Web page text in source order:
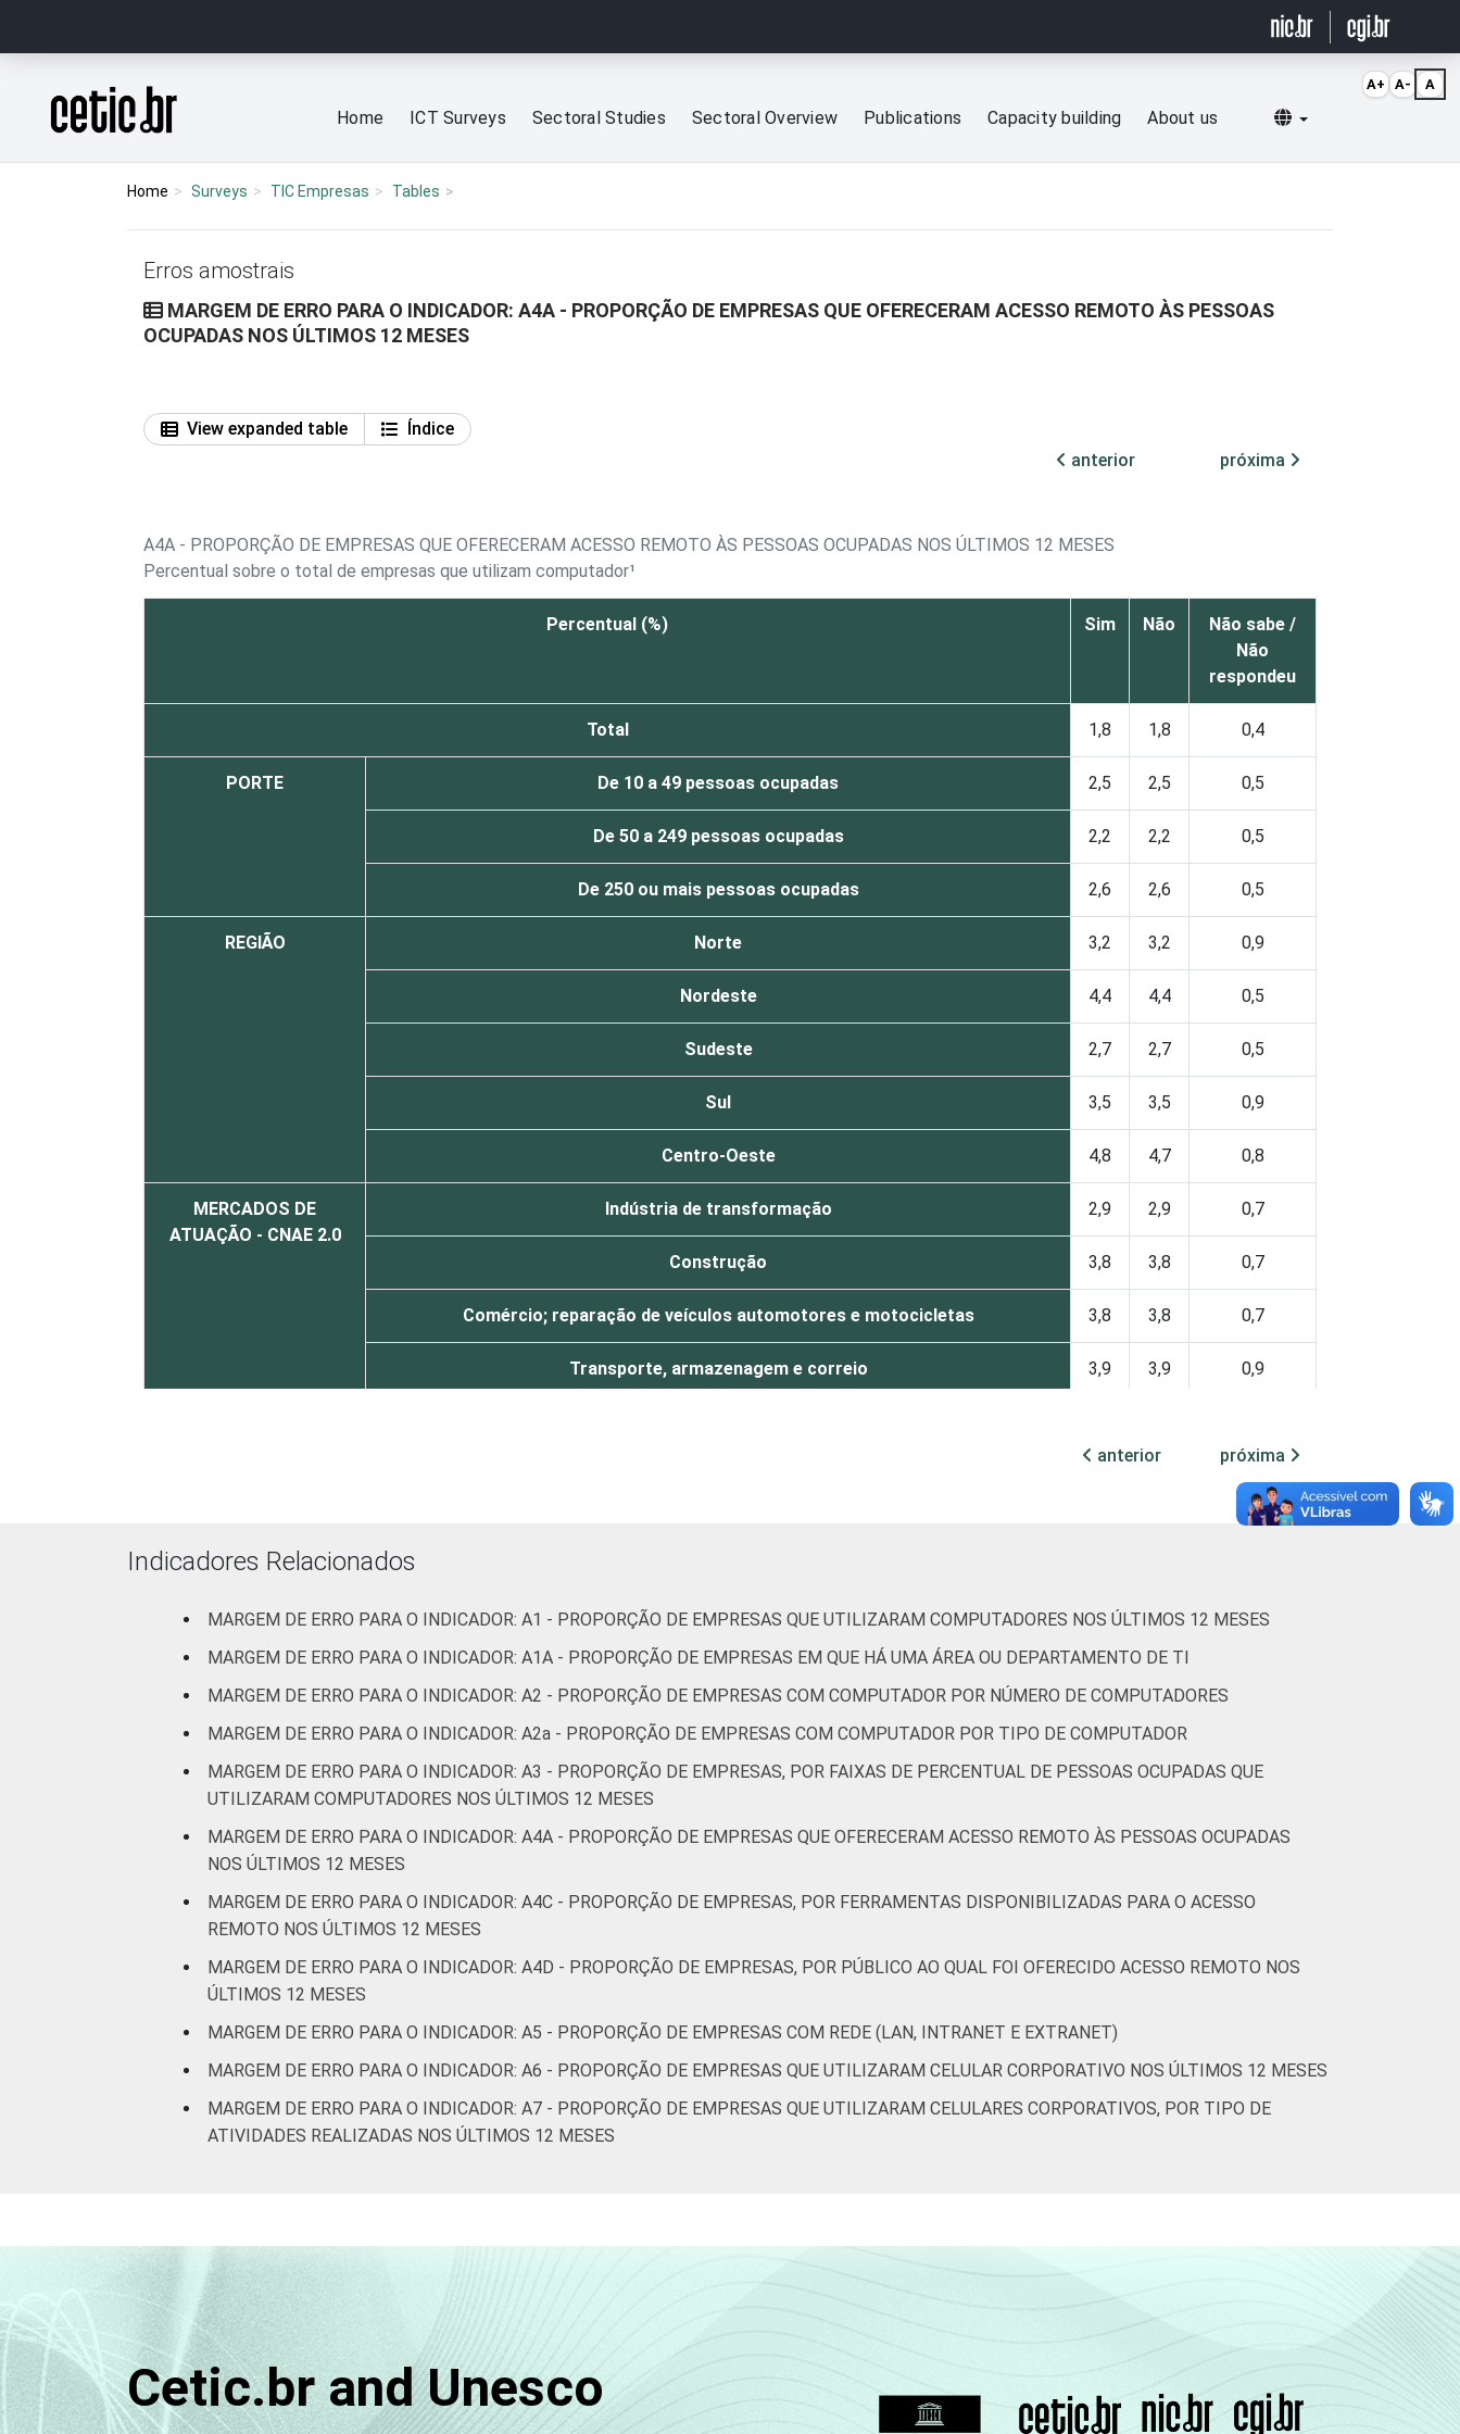
Página inicial
Home ICT Surveys Sectoral Studies Sectoral Overview Publications Capacity building About us Selecionar idioma
Home Surveys TIC Empresas Tables
Erros amostrais
MARGEM DE ERRO PARA O INDICADOR: A4A - PROPORÇÃO DE EMPRESAS QUE OFERECERAM ACESSO ‏REMOTO ÀS PESSOAS
OCUPADAS NOS ÚLTIMOS 12 MESES
View expanded table
Índice
anterior
próxima
A4A - PROPORÇÃO DE EMPRESAS QUE OFERECERAM ACESSO ‏REMOTO ÀS PESSOAS OCUPADAS NOS ÚLTIMOS 12 MESES
Percentual sobre o total de empresas que utilizam computador¹
Percentual (%) Sim Não
Não sabe /
Não
respondeu
Total 1,8 1,8 0,4
PORTE De 10 a 49 pessoas ocupadas 2,5 2,5 0,5
De 50 a 249 pessoas ocupadas 2,2 2,2 0,5
De 250 ou mais pessoas ocupadas 2,6 2,6 0,5
REGIÃO Norte 3,2 3,2 0,9
Nordeste 4,4 4,4 0,5
Sudeste 2,7 2,7 0,5
Sul 3,5 3,5 0,9
Centro-Oeste 4,8 4,7 0,8
MERCADOS DE
ATUAÇÃO - CNAE 2.0
Indústria de transformação 2,9 2,9 0,7
Construção 3,8 3,8 0,7
Comércio; reparação de veículos automotores e motocicletas 3,8 3,8 0,7
Transporte, armazenagem e correio 3,9 3,9 0,9
0,5
Artes, cultura, esporte e recreação; Outras atividades de serviços 3,9 3,9 0,8
¹ Base: 7010 empresas que declararam utilizar computador, com 10 ou mais pessoas ocupadas e que constituem os seguintes segmentos da CNAE
2.0 (C, F, G, H, I, J, L, M, N, R e S). Estimativa:486345 empresas. Dados coletados entre setembro de 2014 e março de 2015.
anterior próxima
Indicadores Relacionados
MARGEM DE ERRO PARA O INDICADOR: A1 - PROPORÇÃO DE EMPRESAS QUE UTILIZARAM COMPUTADORES NOS ÚLTIMOS 12 MESES
MARGEM DE ERRO PARA O INDICADOR: A1A - PROPORÇÃO DE EMPRESAS EM QUE HÁ UMA ÁREA OU DEPARTAMENTO DE TI
MARGEM DE ERRO PARA O INDICADOR: A2 - PROPORÇÃO DE EMPRESAS COM COMPUTADOR POR NÚMERO DE COMPUTADORES
MARGEM DE ERRO PARA O INDICADOR: A2a - PROPORÇÃO DE EMPRESAS COM COMPUTADOR POR TIPO DE COMPUTADOR
MARGEM DE ERRO PARA O INDICADOR: A3 - PROPORÇÃO DE EMPRESAS, POR FAIXAS DE PERCENTUAL DE PESSOAS OCUPADAS QUE
UTILIZARAM COMPUTADORES NOS ÚLTIMOS 12 MESES
MARGEM DE ERRO PARA O INDICADOR: A4A - PROPORÇÃO DE EMPRESAS QUE OFERECERAM ACESSO ‏REMOTO ÀS PESSOAS OCUPADAS
NOS ÚLTIMOS 12 MESES
MARGEM DE ERRO PARA O INDICADOR: A4C - PROPORÇÃO DE EMPRESAS, POR FERRAMENTAS DISPONIBILIZADAS PARA O ACESSO
REMOTO NOS ÚLTIMOS 12 MESES
MARGEM DE ERRO PARA O INDICADOR: A4D - PROPORÇÃO DE EMPRESAS, POR PÚBLICO AO QUAL FOI OFERECIDO ACESSO REMOTO NOS
ÚLTIMOS 12 MESES
MARGEM DE ERRO PARA O INDICADOR: A5 - PROPORÇÃO DE EMPRESAS COM REDE (LAN, INTRANET E EXTRANET)
MARGEM DE ERRO PARA O INDICADOR: A6 - PROPORÇÃO DE EMPRESAS QUE UTILIZARAM CELULAR CORPORATIVO NOS ÚLTIMOS 12 MESES
MARGEM DE ERRO PARA O INDICADOR: A7 - PROPORÇÃO DE EMPRESAS QUE UTILIZARAM CELULARES CORPORATIVOS, POR TIPO DE
ATIVIDADES REALIZADAS NOS ÚLTIMOS 12 MESES
Cetic.br and Unesco
A+ A- A